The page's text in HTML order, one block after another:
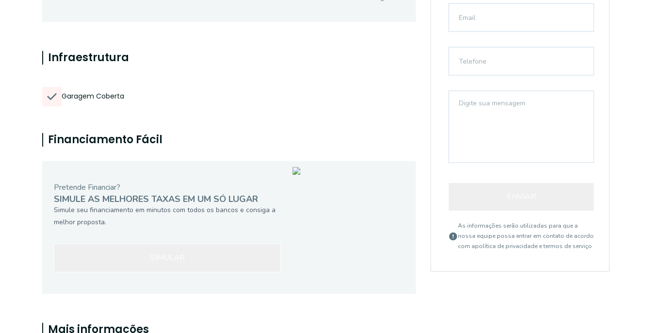
Infraestrutura
Garagem Coberta
Financiamento Fácil
Pretende Financiar?
SIMULE AS MELHORES TAXAS EM UM SÓ LUGAR
Simule seu financiamento em minutos com todos os bancos e consiga a
melhor proposta.
Mais informações
As informações serão utilizadas para que a
nossa equipe possa entrar em contato de acordo
com apolítica de privacidade e termos de serviço